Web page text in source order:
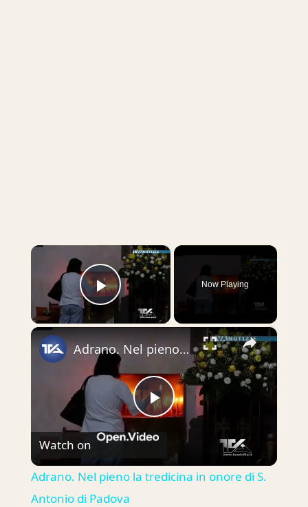
×
Play Video
Now Playing
×
Play
Video
Adrano. Nel pieno la tredicina in onore di S. Antonio di Padova
Watch on
Adrano. Nel pieno la tredicina in onore di S.
Antonio di Padova